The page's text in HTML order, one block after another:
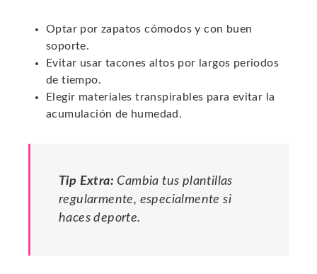
Optar por zapatos cómodos y con buen
soporte.
Evitar usar tacones altos por largos periodos
de tiempo.
Elegir materiales transpirables para evitar la
acumulación de humedad.
Tip Extra: Cambia tus plantillas
regularmente, especialmente si
haces deporte.